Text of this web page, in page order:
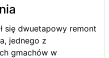
się dwuetapowy remont
jednego z
gmachów w